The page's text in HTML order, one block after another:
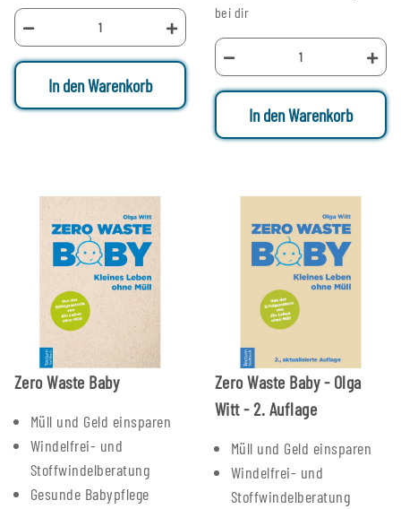
In den Warenkorb
bei dir
In den Warenkorb
Zero Waste Baby
Müll und Geld einsparen
Windelfrei- und
Stoffwindelberatung
Gesunde Babypflege
Zero Waste Baby - Olga
Witt - 2. Auflage
Müll und Geld einsparen
Windelfrei- und
Stoffwindelberatung